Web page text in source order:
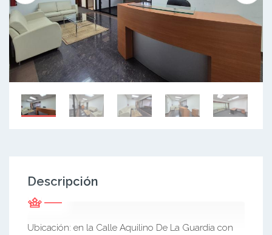
Descripción
Ubicación: en la Calle Aquilino De La Guardia con